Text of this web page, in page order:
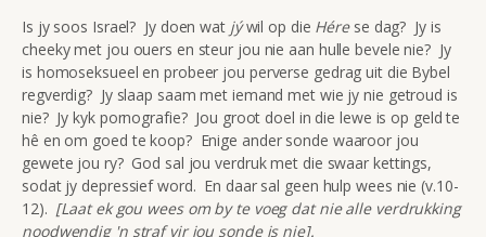
Is jy soos Israel? Jy doen wat jýwil op die Hérese dag? Jy is
cheeky met jou ouers en steur jou nie aan hulle bevele nie? Jy
is homoseksueel en probeer jou perverse gedrag uit die Bybel
regverdig? Jy slaap saam met iemand met wie jy nie getroud is
nie? Jy kyk pornografie? Jou groot doel in die lewe is op geld te
hê en om goed te koop? Enige ander sonde waaroor jou
gewete jou ry? God sal jou verdruk met die swaar kettings,
sodat jy depressief word. En daar sal geen hulp wees nie (v.10-
12). [Laat ek gou wees om by te voeg dat nie alle verdrukking
noodwendig 'n straf vir jou sonde is nie].